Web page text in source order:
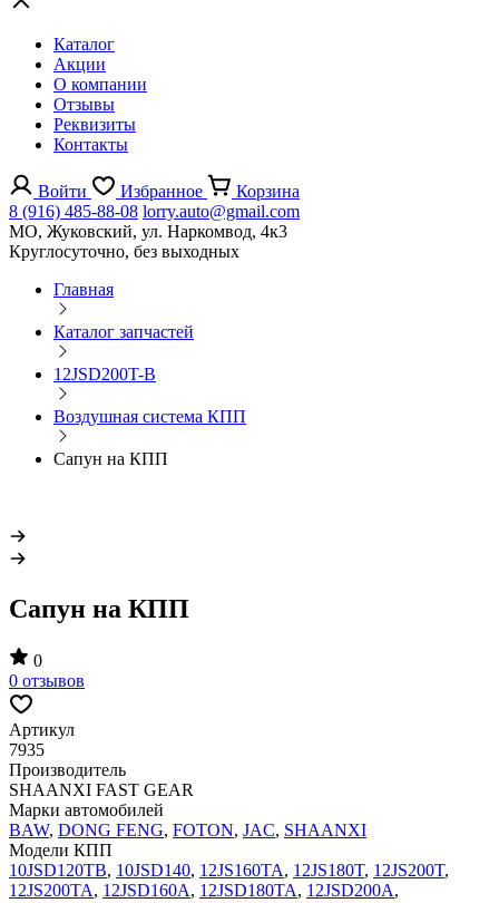
Каталог
Акции
О компании
Отзывы
Реквизиты
Контакты
Войти Избранное
Корзина
8 (916) 485-88-08 lorry.auto@gmail.com
МО, Жуковский, ул. Наркомвод, 4к3
Круглосуточно, без выходных
Главная
Каталог запчастей
12JSD200T-B
Воздушная система КПП
Сапун на КПП
Сапун на КПП
0
0 отзывов
Артикул
7935
Производитель
SHAANXI FAST GEAR
Марки автомобилей
BAW, DONG FENG, FOTON, JAC, SHAANXI
Модели КПП
10JSD120TB, 10JSD140, 12JS160TA, 12JS180T, 12JS200T,
12JS200TA, 12JSD160A, 12JSD180TA, 12JSD200A,